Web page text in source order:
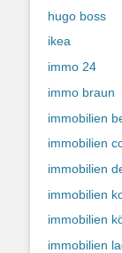
hugo boss
ikea
immo 24
immo braun
immobilien
immobilien
immobilien
immobilien
immobilien
immobilien